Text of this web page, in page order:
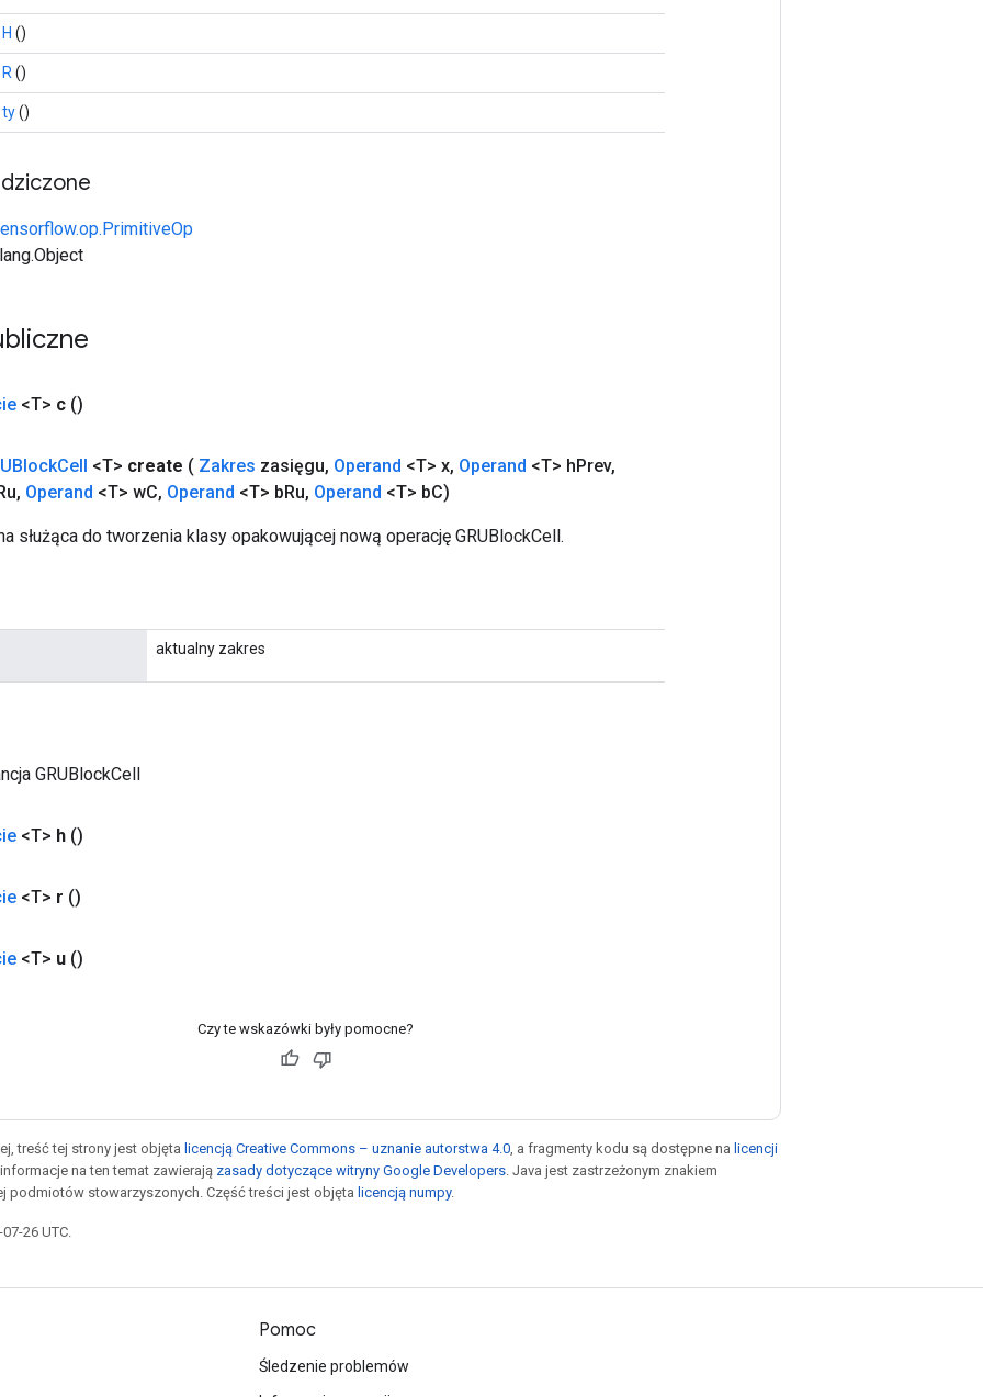
H ()
R ()
ty()
<T> c ()
Cell <T> create ( Zakres zasięgu, Operand <T> x, Operand <T> hPrev,
, Operand <T> wC, Operand <T> bRu, Operand <T> bC)
służąca do tworzenia klasy opakowującej nową operację GRUBlockCell.
aktualny zakres
GRUBlockCell
<T> h ()
<T> r ()
<T> u ()
Czy te wskazówki były pomocne?
treść tej strony jest objęta licencją Creative Commons – uznanie autorstwa 4.0 , a fragmenty kodu są dostępne na licencji
informacje na ten temat zawierają zasady dotyczące witryny Google Developers . Java jest zastrzeżonym znakiem
podmiotów stowarzyszonych. Część treści jest objęta licencją numpy.
26 UTC.
Pomoc
Śledzenie problemów